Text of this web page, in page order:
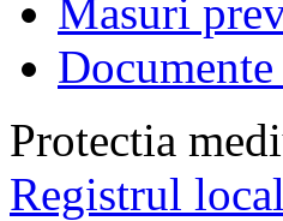
Masuri
Protectia
Registrul